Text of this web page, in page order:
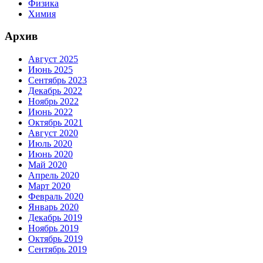
Физика
Химия
Архив
Август 2025
Июнь 2025
Сентябрь 2023
Декабрь 2022
Ноябрь 2022
Июнь 2022
Октябрь 2021
Август 2020
Июль 2020
Июнь 2020
Май 2020
Апрель 2020
Март 2020
Февраль 2020
Январь 2020
Декабрь 2019
Ноябрь 2019
Октябрь 2019
Сентябрь 2019